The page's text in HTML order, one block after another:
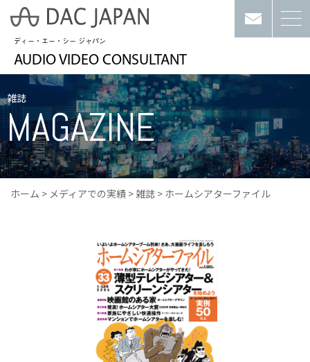
ディー・エー・シー ジャパン
AUDIO VIDEO CONSULTANT
雑誌
MAGAZINE
ホーム > メディアでの実績 > 雑誌 > ホームシアターファイル